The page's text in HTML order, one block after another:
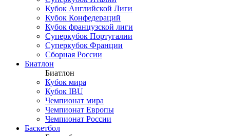
Кубок Английской Лиги
Кубок Конфедераций
Кубок французской лиги
Суперкубок Португалии
Суперкубок Франции
Сборная России
Биатлон
Биатлон
Кубок мира
Кубок IBU
Чемпионат мира
Чемпионат Европы
Чемпионат России
Баскетбол